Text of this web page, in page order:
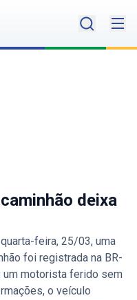
deixa
feira, 25/03, uma
foi registrada na BR-
um motorista ferido sem
o veículo